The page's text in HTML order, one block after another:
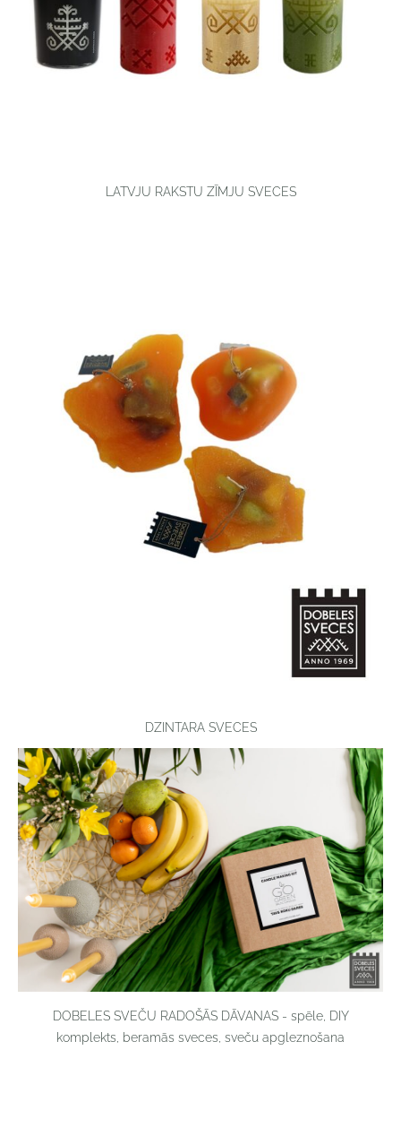
LATVJU RAKSTU ZĪMJU SVECES
DZINTARA SVECES
DOBELES SVEČU RADOŠĀS DĀVANAS - spēle, DIY
komplekts, beramās sveces, sveču apgleznošana